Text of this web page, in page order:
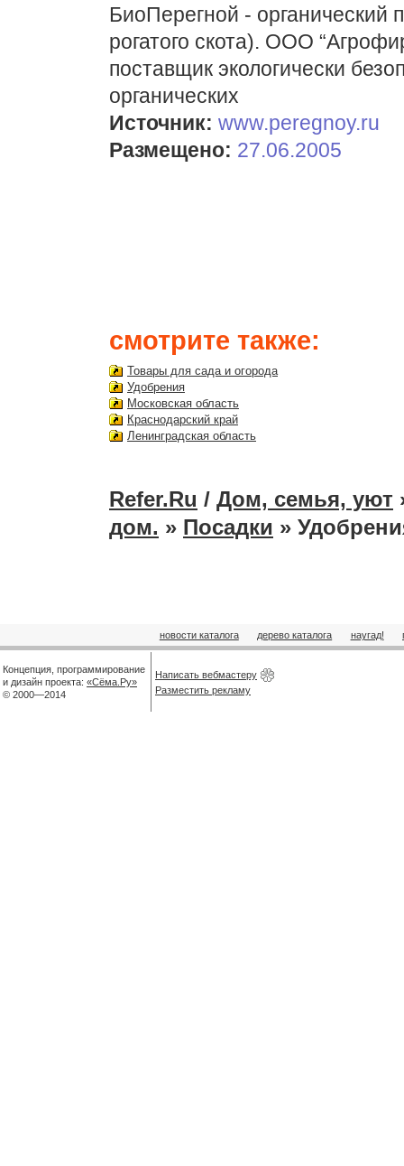
БиоПерегной - органический
рогатого скота). ООО
поставщик экологически
органических
Источник: www.peregnoy.ru
Размещено: 27.06.2005
смотрите также:
Товары для сада и огорода
Удобрения
Московская область
Краснодарский край
Ленинградская область
Refer.Ru / Дом, семья, уют
дом. » Посадки »
новости каталога дерево каталога наугад!
Концепция, программирование
и дизайн проекта: «Сёма.Ру»
© 2000—2014
Написать вебмастеру
Разместить рекламу